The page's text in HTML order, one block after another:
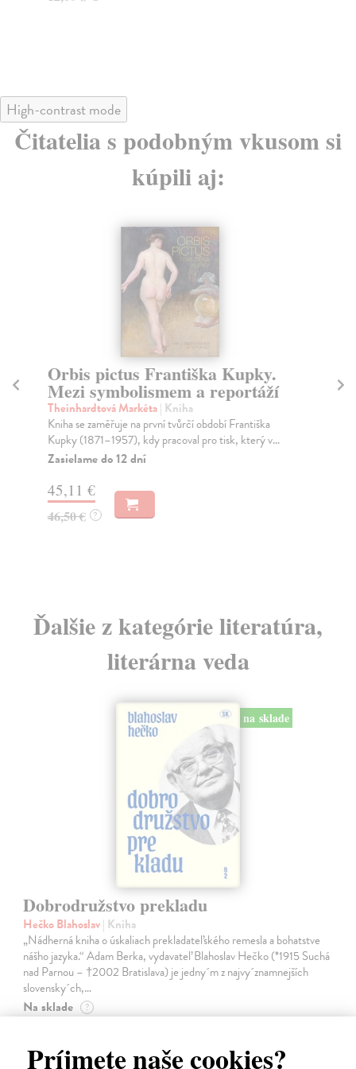
Príjmete naše cookies?
High-contrast mode
Čitatelia s podobným vkusom si
kúpili aj:
Zákaznice
Assouline Pierre| Kniha
Historická próza z prostredia židovských obchodníkov
odohrávajúca sa v Paríži, kde je udavačstvo a b...
Zasielame do 12 dní
9,40 € ?
Ďalšie z kategórie literatúra,
literárna veda
na sklade
Dobrodružstvo prekladu
Hečko Blahoslav| Kniha
„Nádherná kniha o úskaliach prekladateľského remesla a bohatstve
nášho jazyka.“ Adam Berka, vydavateľ Blahoslav Hečko (*1915 Suchá
nad Parnou – †2002 Bratislava) je jedny´m z najvy´znamnejších
slovensky´ch,…
Na sklade ?